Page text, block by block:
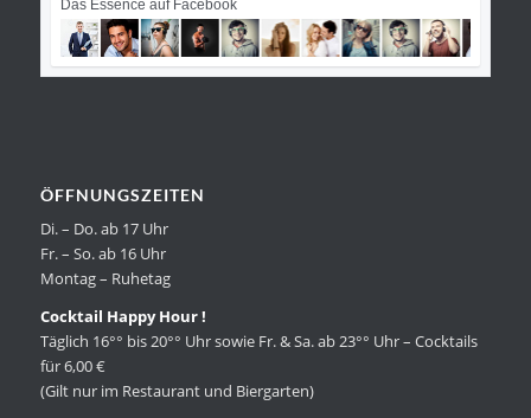
Das Essence auf Facebook
ÖFFNUNGSZEITEN
Di. – Do. ab 17 Uhr
Fr. – So. ab 16 Uhr
Montag – Ruhetag
Cocktail Happy Hour !
Täglich 16°° bis 20°° Uhr sowie Fr. & Sa. ab 23°° Uhr – Cocktails
für 6,00 €
(Gilt nur im Restaurant und Biergarten)